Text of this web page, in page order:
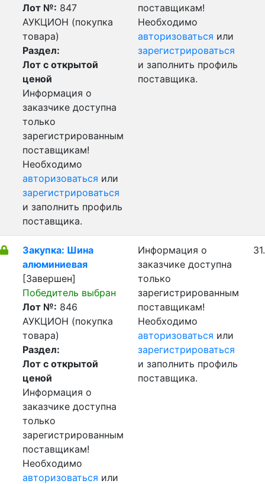
Лот №: 847
АУКЦИОН (покупка
товара)
Раздел:
Лот с открытой
ценой
Информация о
заказчике доступна
только
зарегистрированным
поставщикам!
Необходимо
авторизоваться или
зарегистрироваться
и заполнить профиль
поставщика.
поставщикам!
Необходимо
авторизоваться или
зарегистрироваться
и заполнить профиль
поставщика.
Закупка: Шина
алюминиевая
[Завершен]
Победитель выбран
Лот №: 846
АУКЦИОН (покупка
товара)
Раздел:
Лот с открытой
ценой
Информация о
заказчике доступна
только
зарегистрированным
поставщикам!
Необходимо
авторизоваться или
Информация о
заказчике доступна
только
зарегистрированным
поставщикам!
Необходимо
авторизоваться или
зарегистрироваться
и заполнить профиль
поставщика.